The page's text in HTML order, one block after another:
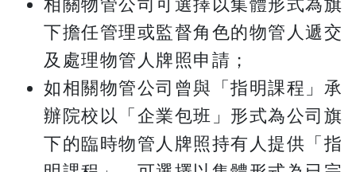
相關物管公司可選擇以集體形式為旗
下擔任管理或監督角色的物管人遞交
及處理物管人牌照申請；
如相關物管公司曾與「指明課程」承
辦院校以「企業包班」形式為公司旗
下的臨時物管人牌照持有人提供「指